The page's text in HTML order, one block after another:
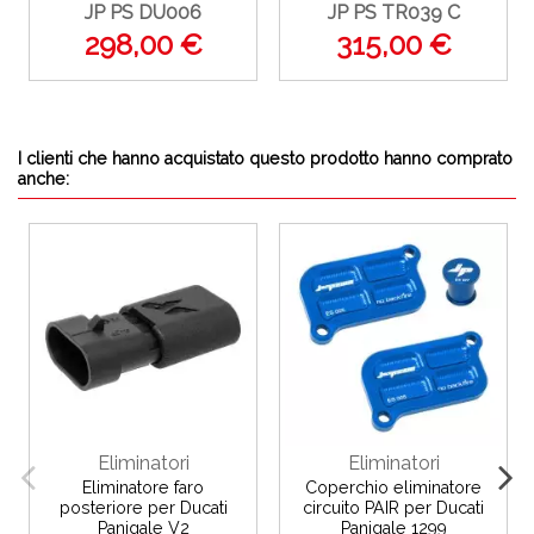
JP PS DU006
298,00 €
JP PS TR039 C
315,00 €
I clienti che hanno acquistato questo prodotto hanno comprato
anche:
Eliminatori
Eliminatore faro
posteriore per Ducati
Panigale V2
Eliminatori
Coperchio eliminatore
circuito PAIR per Ducati
Panigale 1299